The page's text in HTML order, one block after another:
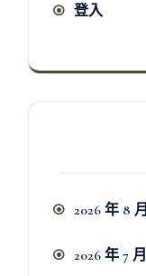
登入
2026 年 8 月
2026 年 7 月